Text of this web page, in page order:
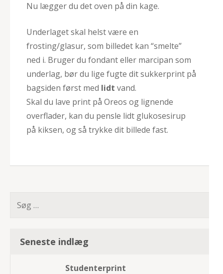
Nu lægger du det oven på din kage.
Underlaget skal helst være en
frosting/glasur, som billedet kan “smelte”
ned i. Bruger du fondant eller marcipan som
underlag, bør du lige fugte dit sukkerprint på
bagsiden først med lidt vand.
Skal du lave print på Oreos og lignende
overflader, kan du pensle lidt glukosesirup
på kiksen, og så trykke dit billede fast.
Søg
Seneste indlæg
Studenterprint